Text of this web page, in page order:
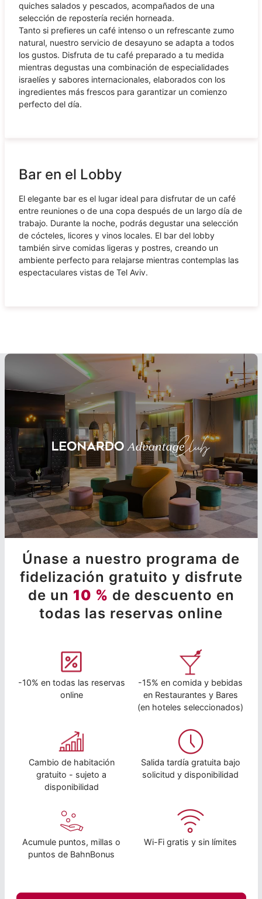
quiches salados y pescados, acompañados de una
selección de repostería recién horneada.
Tanto si prefieres un café intenso o un refrescante zumo
natural, nuestro servicio de desayuno se adapta a todos
los gustos. Disfruta de tu café preparado a tu medida
mientras degustas una combinación de especialidades
israelíes y sabores internacionales, elaborados con los
ingredientes más frescos para garantizar un comienzo
perfecto del día.
Bar en el Lobby
El elegante bar es el lugar ideal para disfrutar de un café
entre reuniones o de una copa después de un largo día de
trabajo. Durante la noche, podrás degustar una selección
de cócteles, licores y vinos locales. El bar del lobby
también sirve comidas ligeras y postres, creando un
ambiente perfecto para relajarse mientras contemplas las
espectaculares vistas de Tel Aviv.
Únase a nuestro programa de
fidelización gratuito y disfrute
de un 10 % de descuento en
todas las reservas online
-10% en todas las reservas
online
-15% en comida y bebidas
en Restaurantes y Bares
(en hoteles seleccionados)
Cambio de habitación
gratuito - sujeto a
disponibilidad
Salida tardía gratuita bajo
solicitud y disponibilidad
Acumule puntos, millas o
puntos de BahnBonus
Wi-Fi gratis y sin límites